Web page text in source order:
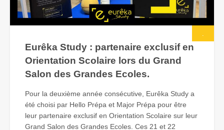
Eurêka Study : partenaire exclusif en
Orientation Scolaire lors du Grand
Salon des Grandes Ecoles.
Pour la deuxième année consécutive, Eurêka Study a
été choisi par Hello Prépa et Major Prépa pour être
leur partenaire exclusif en Orientation Scolaire sur leur
Grand Salon des Grandes Ecoles. Ces 21 et 22